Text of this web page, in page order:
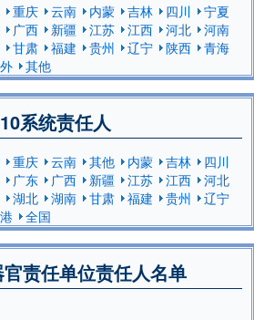
重庆 云南 内蒙 吉林 四川
宁夏
广西 新疆 江苏 江西 河北
河南
甘肃 福建 贵州 辽宁 陕西
青海
其他
系统责任人
重庆 云南 其他 内蒙 吉林
四川
广东 广西 新疆 江苏 江西
河北
湖北 湖南 甘肃 福建 贵州
辽宁
全国
责任单位责任人名单